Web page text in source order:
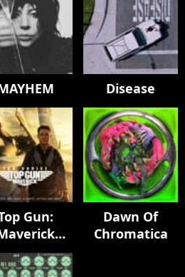
Disease
Gun:
From
Motion
Dawn Of
Chromatica